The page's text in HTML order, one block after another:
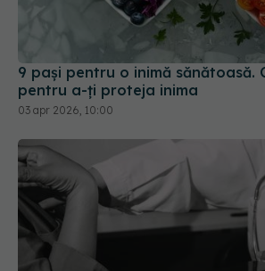
9 pași pentru o inimă sănătoasă.
pentru a-ți proteja inima